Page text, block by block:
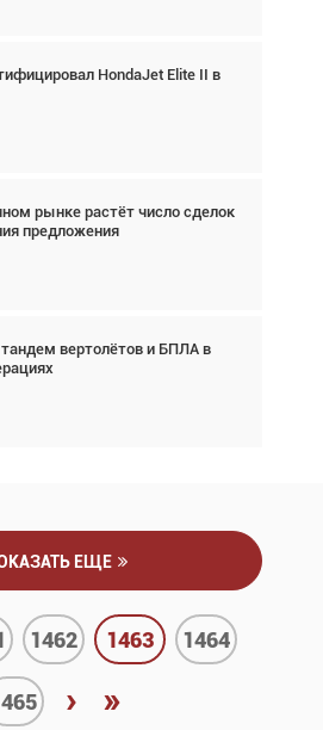
HondaJet Elite II в
рынке растёт число сделок
предложения
вертолётов и БПЛА в
Дэйв Кох: «Фотография
а ИИ всё портит»
поставок сохраняются
это актив. Подходите к
образом
ЕЩЕ
1462 1463 1464
› »